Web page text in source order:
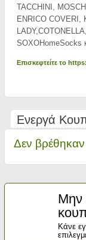
TACCHINI,
ENRICO COVERI,
SOXOHomeSocks
Επισκεφτείτε το
Ενεργά
Δεν
Μην
Κάνε